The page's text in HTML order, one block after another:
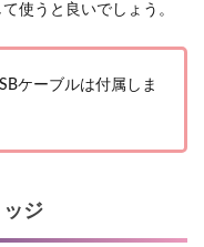
使うと良いでしょう。
ケーブルは付属しま
ジ